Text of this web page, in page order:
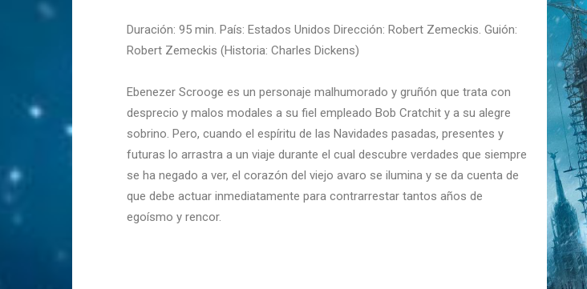
Duración: 95 min. País: Estados Unidos Dirección: Robert Zemeckis. Guión:
Robert Zemeckis (Historia: Charles Dickens)
Ebenezer Scrooge es un personaje malhumorado y gruñón que trata con
desprecio y malos modales a su fiel empleado Bob Cratchit y a su alegre
sobrino. Pero, cuando el espíritu de las Navidades pasadas, presentes y
futuras lo arrastra a un viaje durante el cual descubre verdades que siempre
se ha negado a ver, el corazón del viejo avaro se ilumina y se da cuenta de
que debe actuar inmediatamente para contrarrestar tantos años de
egoísmo y rencor.